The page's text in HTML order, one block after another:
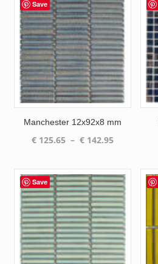
Save
Manchester 12x92x8 mm
€125.65 – €142.95Plage
€ 125.65
à
€ 142.95
Save